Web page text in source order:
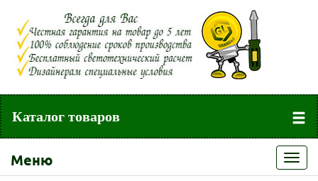
Каталог товаров
Меню